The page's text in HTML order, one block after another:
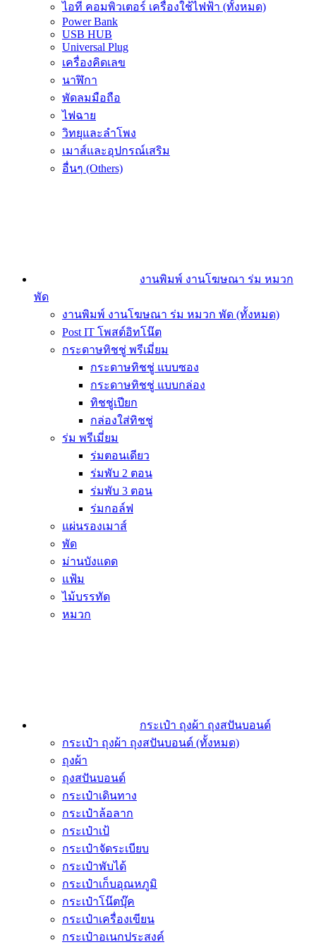
ไอที คอมพิวเตอร์ เครื่องใช้ไฟฟ้า (ทั้งหมด)
Power Bank
USB HUB
Universal Plug
เครื่องคิดเลข
นาฬิกา
พัดลมมือถือ
ไฟฉาย
วิทยุและลำโพง
เมาส์และอุปกรณ์เสริม
อื่นๆ (Others)
งานพิมพ์ งานโฆษณา ร่ม หมวก
พัด
งานพิมพ์ งานโฆษณา ร่ม หมวก พัด (ทั้งหมด)
Post IT โพสต์อิทโน๊ต
กระดาษทิชชู่ พรีเมี่ยม
กระดาษทิชชู่ แบบซอง
กระดาษทิชชู่ แบบกล่อง
ทิชชู่เปียก
กล่องใส่ทิชชู่
ร่ม พรีเมี่ยม
ร่มตอนเดียว
ร่มพับ 2 ตอน
ร่มพับ 3 ตอน
ร่มกอล์ฟ
แผ่นรองเมาส์
พัด
ม่านบังแดด
แฟ้ม
ไม้บรรทัด
หมวก
กระเป๋า ถุงผ้า ถุงสปันบอนด์
กระเป๋า ถุงผ้า ถุงสปันบอนด์ (ทั้งหมด)
ถุงผ้า
ถุงสปันบอนด์
กระเป๋าเดินทาง
กระเป๋าล้อลาก
กระเป๋าเป้
กระเป๋าจัดระเบียบ
กระเป๋าพับได้
กระเป๋าเก็บอุณหภูมิ
กระเป๋าโน๊ตบุ๊ค
กระเป๋าเครื่องเขียน
กระเป๋าอเนกประสงค์